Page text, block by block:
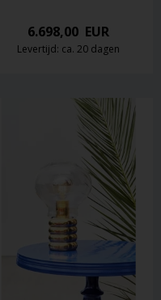
6.698,00 EUR
Levertijd: ca. 20 dagen